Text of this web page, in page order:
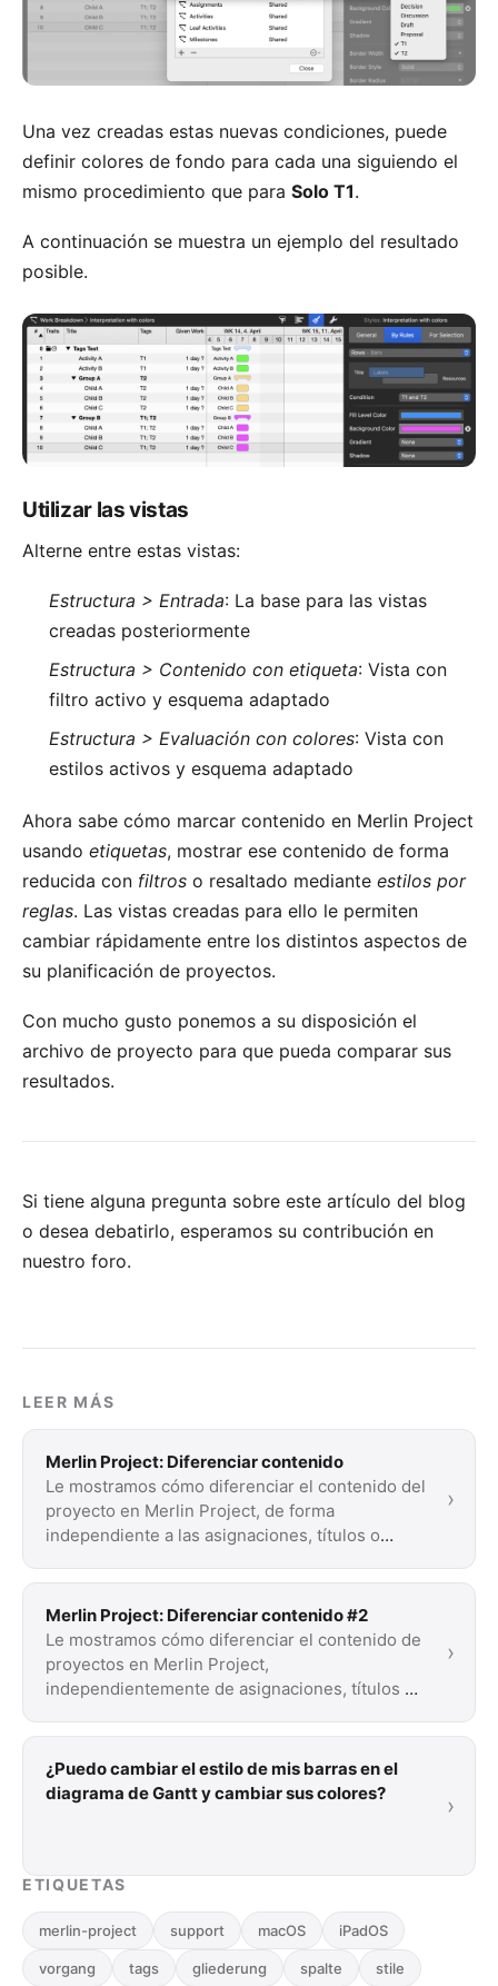
Una vez creadas estas nuevas condiciones, puede
definir colores de fondo para cada una siguiendo el
mismo procedimiento que para Solo T1.
A continuación se muestra un ejemplo del resultado
posible.
Utilizar las vistas
Alterne entre estas vistas:
Estructura > Entrada: La base para las vistas
creadas posteriormente
Estructura > Contenido con etiqueta: Vista con
filtro activo y esquema adaptado
Estructura > Evaluación con colores: Vista con
estilos activos y esquema adaptado
Ahora sabe cómo marcar contenido en Merlin Project
usando etiquetas, mostrar ese contenido de forma
reducida con filtros o resaltado mediante estilos por
reglas. Las vistas creadas para ello le permiten
cambiar rápidamente entre los distintos aspectos de
su planificación de proyectos.
Con mucho gusto ponemos a su disposición el
archivo de proyecto para que pueda comparar sus
resultados.
Si tiene alguna pregunta sobre este artículo del blog
o desea debatirlo, esperamos su contribución en
nuestro foro.
LEER MÁS
Merlin Project: Diferenciar contenido
Le mostramos cómo diferenciar el contenido del
proyecto en Merlin Project, de forma
independiente a las asignaciones, títulos o
›
Merlin Project: Diferenciar contenido #2
Le mostramos cómo diferenciar el contenido de
proyectos en Merlin Project,
independientemente de asignaciones, títulos o
›
¿Puedo cambiar el estilo de mis barras en el
diagrama de Gantt y cambiar sus colores?
›
ETIQUETAS
merlin-project support macOS iPadOS
vorgang tags gliederung spalte stile